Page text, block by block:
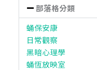
部落格分類
蛹保安康
日常觀察
黑暗心理學
蛹恆放映室